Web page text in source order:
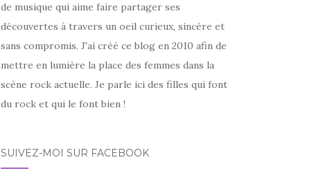
de musique qui aime faire partager ses
découvertes à travers un oeil curieux, sincère et
sans compromis. J'ai créé ce blog en 2010 afin de
mettre en lumière la place des femmes dans la
scène rock actuelle. Je parle ici des filles qui font
du rock et qui le font bien !
SUIVEZ-MOI SUR FACEBOOK